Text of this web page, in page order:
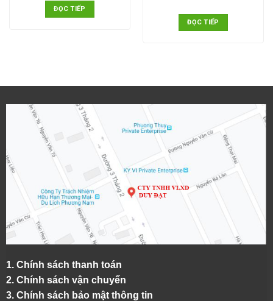
ĐỌC TIẾP
ĐỌC TIẾP
1. Chính sách thanh toán
2. Chính sách vận chuyển
3. Chính sách bảo mật thông tin